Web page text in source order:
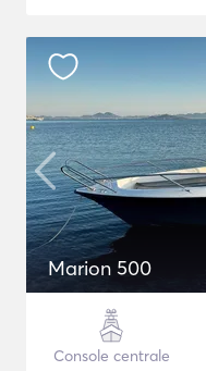
Marion 500
Console centrale